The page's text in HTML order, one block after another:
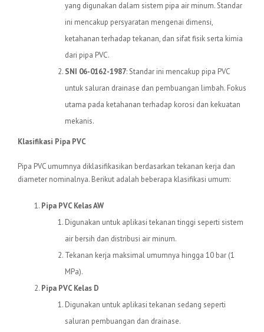
yang digunakan dalam sistem pipa air minum. Standar
ini mencakup persyaratan mengenai dimensi,
ketahanan terhadap tekanan, dan sifat fisik serta kimia
dari pipa PVC.
SNI 06-0162-1987: Standar ini mencakup pipa PVC
untuk saluran drainase dan pembuangan limbah. Fokus
utama pada ketahanan terhadap korosi dan kekuatan
mekanis.
Klasifikasi Pipa PVC
Pipa PVC umumnya diklasifikasikan berdasarkan tekanan kerja dan
diameter nominalnya. Berikut adalah beberapa klasifikasi umum:
Pipa PVC Kelas AW
Digunakan untuk aplikasi tekanan tinggi seperti sistem
air bersih dan distribusi air minum.
Tekanan kerja maksimal umumnya hingga 10 bar (1
MPa).
Pipa PVC Kelas D
Digunakan untuk aplikasi tekanan sedang seperti
saluran pembuangan dan drainase.